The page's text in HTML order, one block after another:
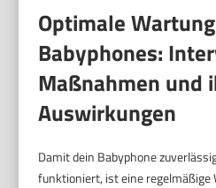
Optimale
Babyphones:
Maßnahmen und
Auswirkungen
Damit dein Babyphone
funktioniert, ist eine regelmäßige